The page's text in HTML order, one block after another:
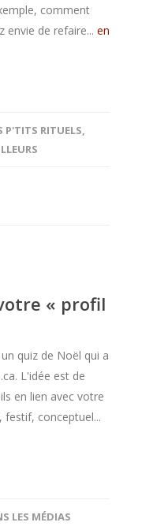
comment
envie de refaire... en
P'TITS RITUELS,
« profil
quiz de Noël qui a
L'idée est de
en lien avec votre
conceptuel...
LES MÉDIAS